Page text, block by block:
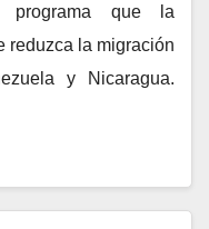
programa que la
reduzca la migración
y Nicaragua.